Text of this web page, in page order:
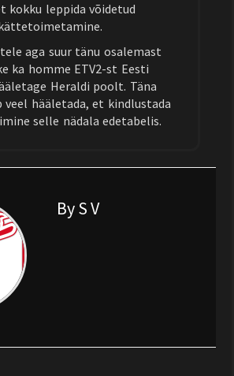
kokku leppida võidetud
aga suur tänu osalemast
ka homme ETV2-st Eesti
Heraldi poolt. Täna
veel hääletada, et kindlustada
selle nädala edetabelis.
By S V